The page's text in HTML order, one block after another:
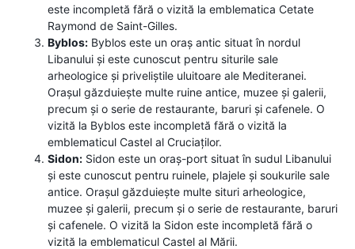
este incompletă fără o vizită la emblematica Cetate
Raymond de Saint-Gilles.
Byblos: Byblos este un oraș antic situat în nordul
Libanului și este cunoscut pentru siturile sale
arheologice și priveliștile uluitoare ale Mediteranei.
Orașul găzduiește multe ruine antice, muzee și galerii,
precum și o serie de restaurante, baruri și cafenele. O
vizită la Byblos este incompletă fără o vizită la
emblematicul Castel al Cruciaților.
Sidon: Sidon este un oraș-port situat în sudul Libanului
și este cunoscut pentru ruinele, plajele și soukurile sale
antice. Orașul găzduiește multe situri arheologice,
muzee și galerii, precum și o serie de restaurante, baruri
și cafenele. O vizită la Sidon este incompletă fără o
vizită la emblematicul Castel al Mării.